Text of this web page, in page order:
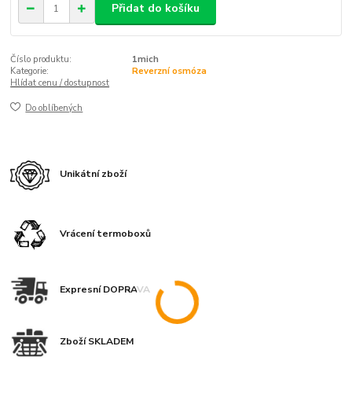
Přidat do košíku
Číslo produktu:
1mich
Kategorie:
Reverzní osmóza
Hlídat cenu / dostupnost
Do oblíbených
Unikátní zboží
Vrácení termoboxů
Expresní DOPRAVA
Zboží SKLADEM